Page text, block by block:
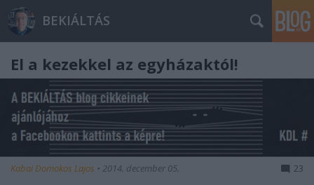
BEKIÁLTÁS
El a kezekkel az egyházaktól!
Kabai Domokos Lajos • 2014. december 05. 23